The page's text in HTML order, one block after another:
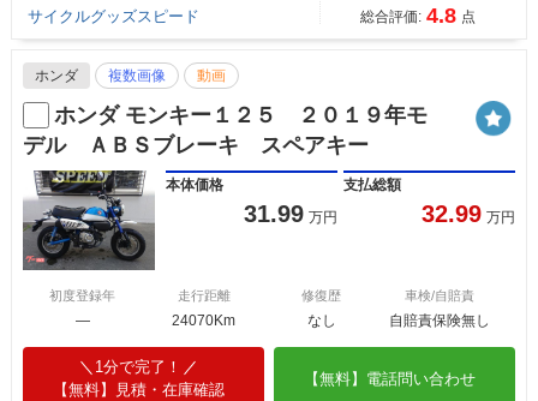
サイクルグッズスピード
総合評価: 4.8 点
ホンダ 複数画像 動画
ホンダ モンキー１２５ ２０１９年モ
デル ＡＢＳブレーキ スペアキー
本体価格
31.99 万円
支払総額
32.99 万円
初度登録年
―
走行距離
24070Km
修復歴
なし
車検/自賠責
自賠責保険無し
1分で完了！
【無料】見積・在庫確認
【無料】電話問い合わせ